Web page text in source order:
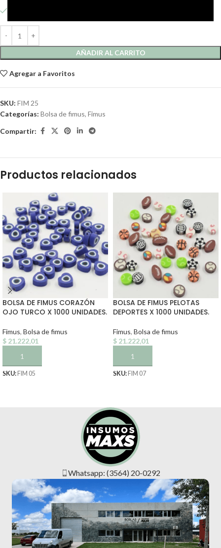
AÑADIR AL CARRITO
Agregar a Favoritos
SKU: FIM 25
Categorías: Bolsa de fimus, Fimus
Compartir:
Productos relacionados
BOLSA DE FIMUS CORAZÓN
OJO TURCO X 1000 UNIDADES.
Fimus, Bolsa de fimus
$ 21.222,01
AÑADIR AL CARRITO
SKU: FIM 05
BOLSA DE FIMUS PELOTAS
DEPORTES X 1000 UNIDADES.
Fimus, Bolsa de fimus
$ 21.222,01
AÑADIR AL CARRITO
SKU: FIM 07
Whatsapp: (3564) 20-0292